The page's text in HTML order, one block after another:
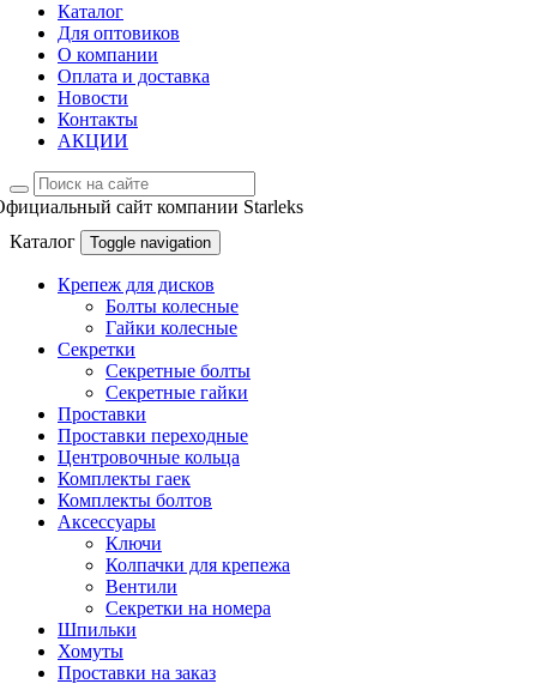
Каталог
Для оптовиков
О компании
Оплата и доставка
Новости
Контакты
АКЦИИ
сайт компании Starleks
Каталог
Toggle navigation
Крепеж для дисков
Болты колесные
Гайки колесные
Секретки
Секретные болты
Секретные гайки
Проставки
Проставки переходные
Центровочные кольца
Комплекты гаек
Комплекты болтов
Аксессуары
Ключи
Колпачки для крепежа
Вентили
Секретки на номера
Шпильки
Хомуты
Проставки на заказ